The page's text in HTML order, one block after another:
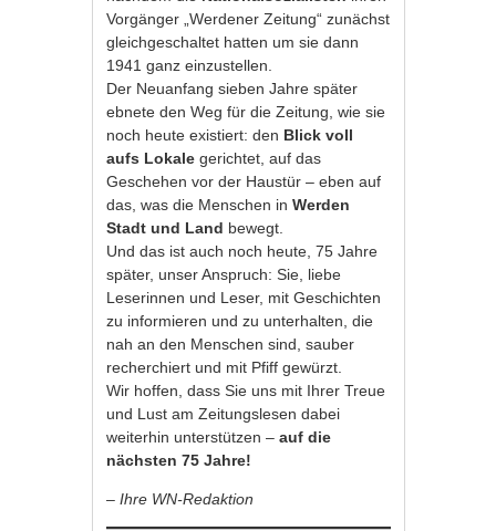
Vorgänger „Werdener Zeitung“ zunächst
gleichgeschaltet hatten um sie dann
1941 ganz einzustellen.
Der Neuanfang sieben Jahre später
ebnete den Weg für die Zeitung, wie sie
noch heute existiert: den Blick voll
aufs Lokalegerichtet, auf das
Geschehen vor der Haustür – eben auf
das, was die Menschen inWerden
Stadt und Land bewegt.
Und das ist auch noch heute, 75 Jahre
später, unser Anspruch: Sie, liebe
Leserinnen und Leser, mit Geschichten
zu informieren und zu unterhalten, die
nah an den Menschen sind, sauber
recherchiert und mit Pfiff gewürzt.
Wir hoffen, dass Sie uns mit Ihrer Treue
und Lust am Zeitungslesen dabei
weiterhin unterstützen –auf die
nächsten 75 Jahre!
– Ihre WN-Redaktion